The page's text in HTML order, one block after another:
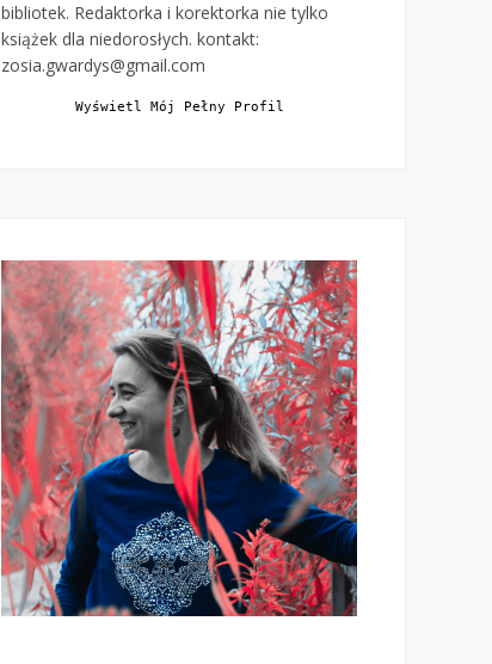
bibliotek. Redaktorka i korektorka nie tylko
książek dla niedorosłych. kontakt:
zosia.gwardys@gmail.com
Wyświetl Mój Pełny Profil